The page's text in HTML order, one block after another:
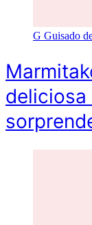
G Guisado